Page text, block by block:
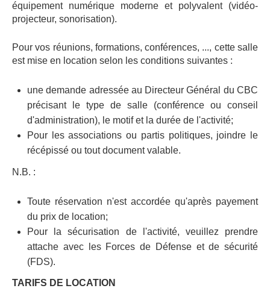
équipement numérique moderne et polyvalent (vidéo-
projecteur, sonorisation).
Pour vos réunions, formations, conférences, ..., cette salle
est mise en location selon les conditions suivantes :
une demande adressée au Directeur Général du CBC
précisant le type de salle (conférence ou conseil
d'administration), le motif et la durée de l'activité;
Pour les associations ou partis politiques, joindre le
récépissé ou tout document valable.
N.B. :
Toute réservation n'est accordée qu'après payement
du prix de location;
Pour la sécurisation de l'activité, veuillez prendre
attache avec les Forces de Défense et de sécurité
(FDS).
TARIFS DE LOCATION